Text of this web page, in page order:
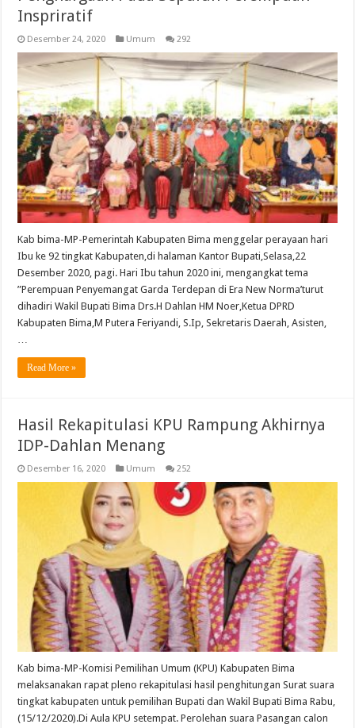
Inspriratif
Desember 24, 2020 Umum 292
Kab bima-MP-Pemerintah Kabupaten Bima menggelar perayaan hari
Ibu ke 92 tingkat Kabupaten,di halaman Kantor Bupati,Selasa,22
Desember 2020, pagi. Hari Ibu tahun 2020 ini, mengangkat tema
”Perempuan Penyemangat Garda Terdepan di Era New Norma’turut
dihadiri Wakil Bupati Bima Drs.H Dahlan HM Noer,Ketua DPRD
Kabupaten Bima,M Putera Feriyandi, S.Ip, Sekretaris Daerah, Asisten,
Read More »
Hasil Rekapitulasi KPU Rampung Akhirnya
IDP-Dahlan Menang
Desember 16, 2020 Umum 252
Kab bima-MP-Komisi Pemilihan Umum (KPU) Kabupaten Bima
melaksanakan rapat pleno rekapitulasi hasil penghitungan Surat suara
tingkat kabupaten untuk pemilihan Bupati dan Wakil Bupati Bima Rabu,
(15/12/2020).Di Aula KPU setempat. Perolehan suara Pasangan calon